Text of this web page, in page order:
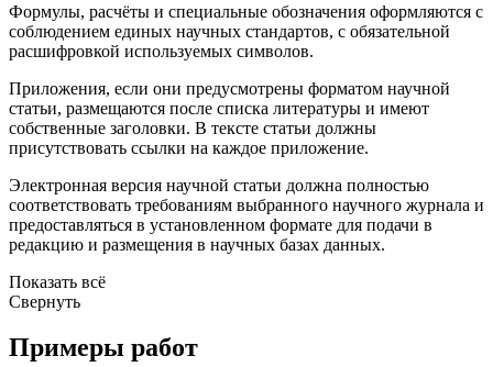
Формулы, расчёты и специальные обозначения оформляются с
соблюдением единых научных стандартов, с обязательной
расшифровкой используемых символов.
Приложения, если они предусмотрены форматом научной
статьи, размещаются после списка литературы и имеют
собственные заголовки. В тексте статьи должны
присутствовать ссылки на каждое приложение.
Электронная версия научной статьи должна полностью
соответствовать требованиям выбранного научного журнала и
предоставляться в установленном формате для подачи в
редакцию и размещения в научных базах данных.
Показать всё
Свернуть
Примеры работ